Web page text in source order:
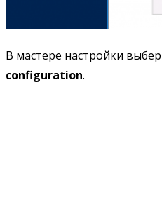
В мастере настройки
configuration.